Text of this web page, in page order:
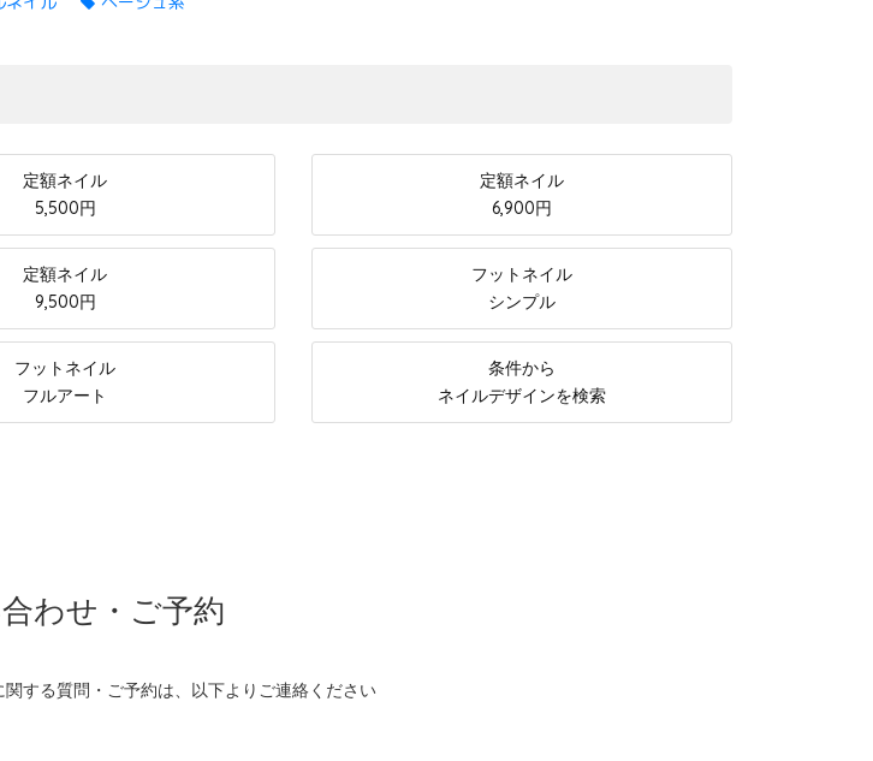
定額ネイル
5,500円
定額ネイル
6,900円
定額ネイル
9,500円
フットネイル
シンプル
フットネイル
フルアート
条件から
ネイルデザインを検索
わせ・ご予約
する質問・ご予約は、以下よりご連絡ください